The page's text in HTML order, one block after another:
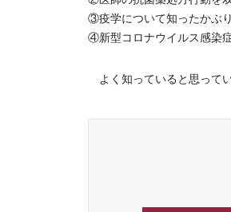
③疫学について知ったかぶ
④新型コロナウイルス感染
よく知っていると思って